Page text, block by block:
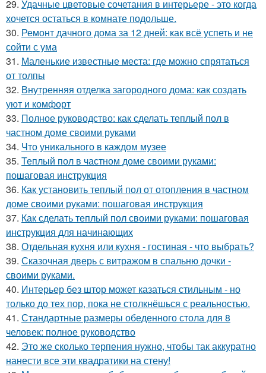
29. Удачные цветовые сочетания в интерьере - это когда
хочется остаться в комнате подольше.
30. Ремонт дачного дома за 12 дней: как всё успеть и не
сойти с ума
31. Маленькие известные места: где можно спрятаться
от толпы
32. Внутренняя отделка загородного дома: как создать
уют и комфорт
33. Полное руководство: как сделать теплый пол в
частном доме своими руками
34. Что уникального в каждом музее
35. Теплый пол в частном доме своими руками:
пошаговая инструкция
36. Как установить теплый пол от отопления в частном
доме своими руками: пошаговая инструкция
37. Как сделать теплый пол своими руками: пошаговая
инструкция для начинающих
38. Отдельная кухня или кухня - гостиная - что выбрать?
39. Сказочная дверь с витражом в спальню дочки -
своими руками.
40. Интерьер без штор может казаться стильным - но
только до тех пор, пока не столкнёшься с реальностью.
41. Стандартные размеры обеденного стола для 8
человек: полное руководство
42. Это же сколько терпения нужно, чтобы так аккуратно
нанести все эти квадратики на стену!